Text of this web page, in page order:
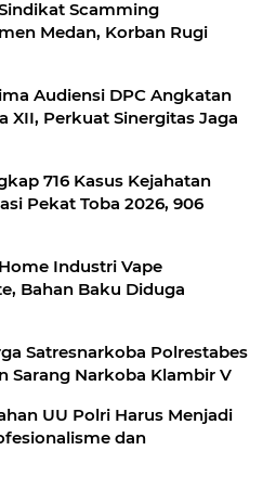
Scamming
Medan, Korban Rugi
Audiensi DPC Angkatan
XII, Perkuat Sinergitas Jaga
716 Kasus Kejahatan
Pekat Toba 2026, 906
Industri Vape
Bahan Baku Diduga
Satresnarkoba Polrestabes
Sarang Narkoba Klambir V
UU Polri Harus Menjadi
dan